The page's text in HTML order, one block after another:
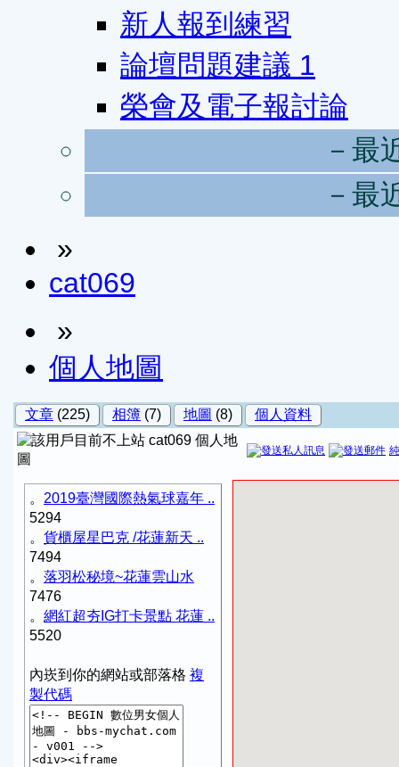
新人報到練習
論壇問題建議 1
榮會及電子報討論
－最
－最
»
cat069
»
個人地圖
文章 (225) 相簿 (7) 地圖 (8)
個人資料
cat069 個人地
圖
。 2019臺灣國際熱氣球嘉年 ..
5294
。 貨櫃屋星巴克 /花蓮新天 ..
7494
。 落羽松秘境~花蓮雲山水
7476
。 網紅超夯IG打卡景點 花蓮 ..
5520
內崁到你的網站或部落格 複
製代碼